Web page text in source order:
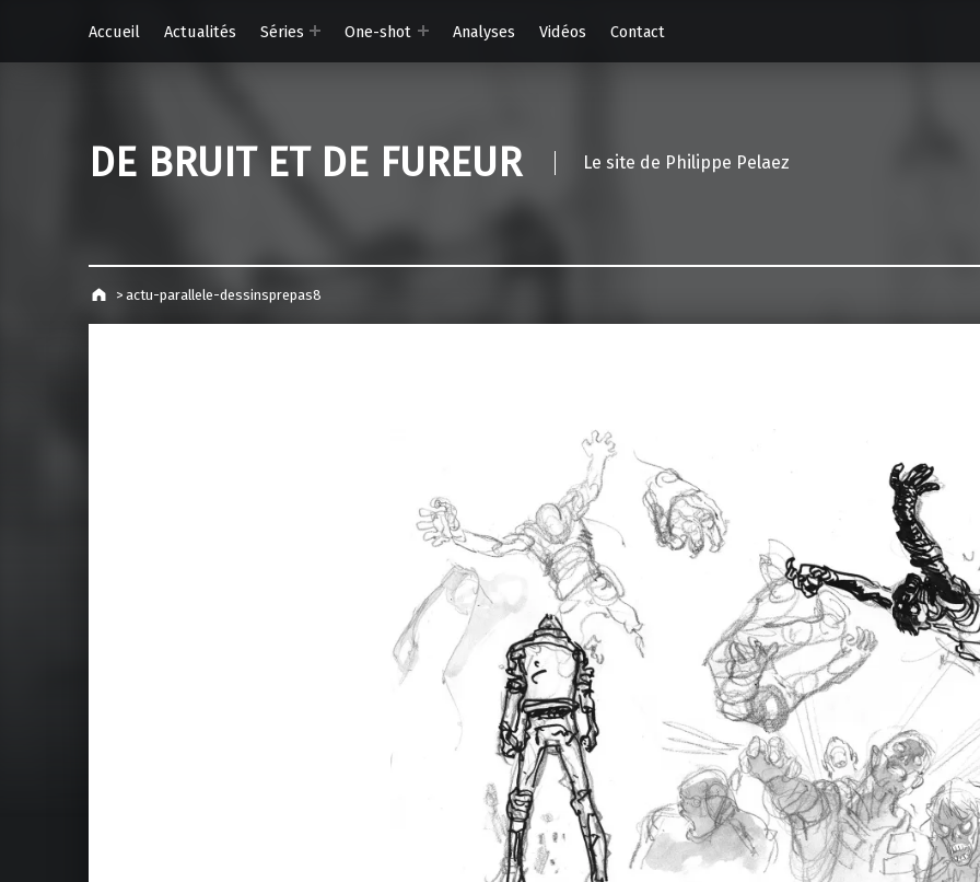
Accueil Actualités Séries One-shot Analyses Vidéos Contact
DE BRUIT ET DE FUREUR Le site de Philippe Pelaez
>actu-parallele-dessinsprepas8